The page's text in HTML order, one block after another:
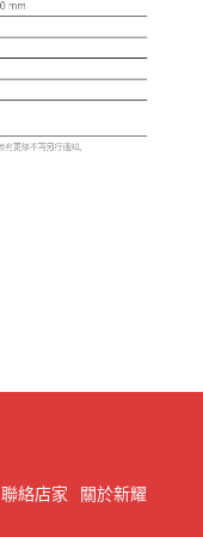
聯絡店家
關於新耀